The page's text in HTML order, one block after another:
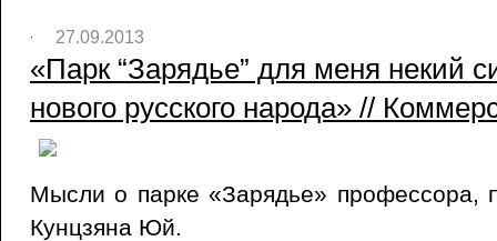
27.09.2013
«Парк “Зарядье” для меня некий
нового русского народа» //
Мысли о парке «Зарядье» профессора,
Кунцзяна Юй.